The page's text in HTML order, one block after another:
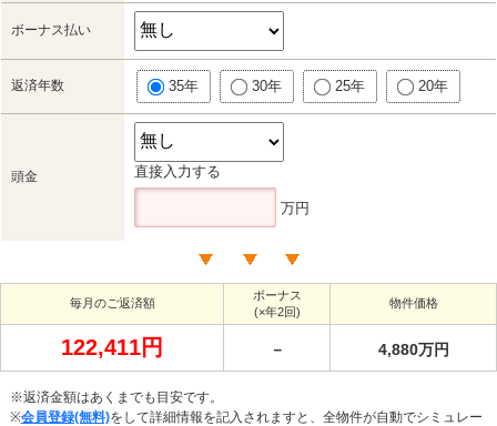
ボーナス払い
返済年数 35年 30年 25年 20年
頭金 直接入力する
万円
毎月のご返済額
ボーナス
(×年2回)
物件価格
122,411円 － 4,880万円
※返済金額はあくまでも目安です。
※会員登録(無料)をして詳細情報を記入されますと、全物件が自動でシミュレー